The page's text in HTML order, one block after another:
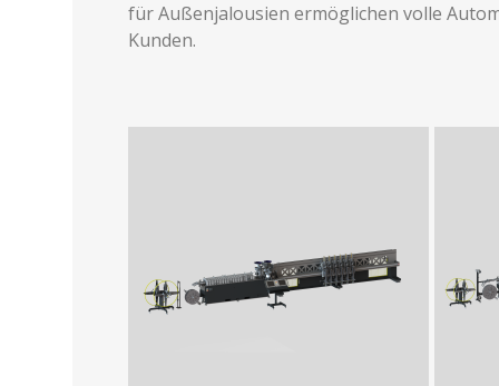
für Außenjalousien ermöglichen volle
Kunden.